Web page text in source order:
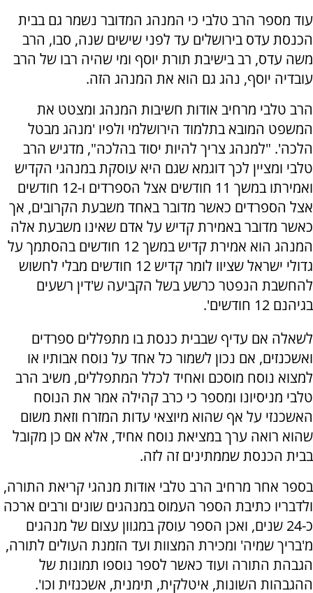
עוד מספר הרב טלבי כי המנהג המדובר נשמר גם בבית
הכנסת עדס בירושלים עד לפני שישים שנה, סבו, הרב
משה עדס, רב בישיבת תורת יוסף ומי שהיה רבו של הרב
עובדיה יוסף, נהג גם הוא את המנהג הזה.
הרב טלבי מרחיב אודות חשיבות המנהג ומצטט את
המשפט המובא בתלמוד הירושלמי ולפיו 'מנהג מבטל
הלכה'. "למנהג צריך להיות יסוד בהלכה", מדגיש הרב
טלבי ומציין לכך דוגמא שגם היא עוסקת במנהגי הקדיש
ואמירתו במשך 11 חודשים אצל הספרדים ו-12 חודשים
אצל הספרדים כאשר מדובר באחד משבעת הקרובים, אך
כאשר מדובר באמירת קדיש על אדם שאינו משבעת אלה
המנהג הוא אמירת קדיש במשך 12 חודשים בהסתמך על
גדולי ישראל שציוו לומר קדיש 12 חודשים מבלי לחשוש
להחשבת הנפטר כרשע בשל הקביעה ש'דין רשעים
בגיהנם 12 חודשים'.
לשאלה אם עדיף שבבית כנסת בו מתפללים ספרדים
ואשכנזים, אם נכון לשמור כל אחד על נוסח אבותיו או
למצוא נוסח מוסכם ואחיד לכלל המתפללים, משיב הרב
טלבי מניסיונו ומספר כי כרב קהילה אמר את הנוסח
האשכנזי על אף שהוא מיוצאי עדות המזרח וזאת משום
שהוא רואה ערך במציאת נוסח אחיד, אלא אם כן מקובל
בבית הכנסת שממתינים זה לזה.
בספר אחר מרחיב הרב טלבי אודות מנהגי קריאת התורה,
ולדבריו כתיבת הספר העמוס במנהגים שונים ורבים ארכה
כ-24 שנים, ואכן הספר עוסק במגוון עצום של מנהגים
מ'בריך שמיה' ומכירת המצוות ועד הזמנת העולים לתורה,
הגבהת התורה ועוד כאשר לספר נוספו תמונות של
ההגבהות השונות, איטלקית, תימנית, אשכנזית וכו'.